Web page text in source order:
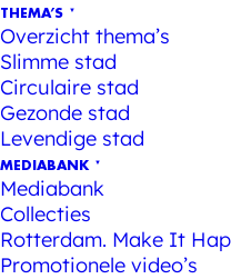
THEMA’S
Overzicht thema’s
Slimme stad
Circulaire stad
Gezonde stad
Levendige stad
MEDIABANK
Mediabank
Collecties
Rotterdam. Make It
Promotionele video’s